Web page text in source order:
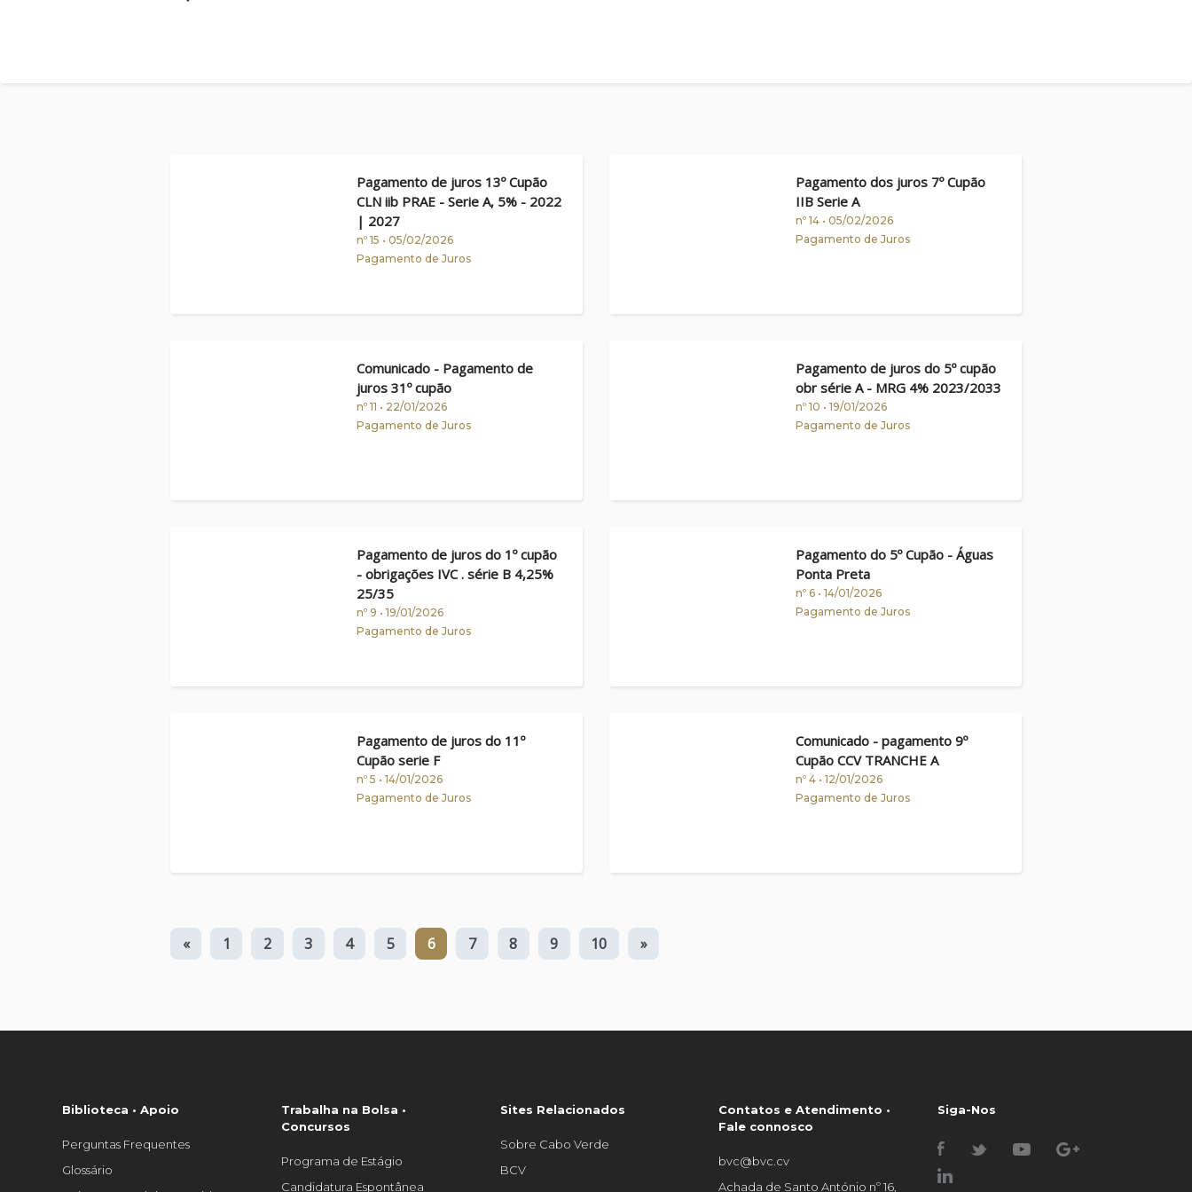
Pagamento de juros 13º Cupão
CLN iib PRAE - Serie A, 5% - 2022
| 2027
nº 15 • 05/02/2026
Pagamento de Juros
Pagamento dos juros 7º Cupão
IIB Serie A
nº 14 • 05/02/2026
Pagamento de Juros
Comunicado - Pagamento de
juros 31º cupão
nº 11 • 22/01/2026
Pagamento de Juros
Pagamento de juros do 5º cupão
obr série A - MRG 4% 2023/2033
nº 10 • 19/01/2026
Pagamento de Juros
Pagamento de juros do 1º cupão
- obrigações IVC . série B 4,25%
25/35
nº 9 • 19/01/2026
Pagamento de Juros
Pagamento do 5º Cupão - Águas
Ponta Preta
nº 6 • 14/01/2026
Pagamento de Juros
Pagamento de juros do 11º
Cupão serie F
nº 5 • 14/01/2026
Pagamento de Juros
Comunicado - pagamento 9º
Cupão CCV TRANCHE A
nº 4 • 12/01/2026
Pagamento de Juros
« 1 2 3 4 5 6 7 8 9 10 »
Biblioteca • Apoio
Perguntas Frequentes
Glossário
Trabalha na Bolsa •
Concursos
Programa de Estágio
Candidatura Espontânea
Sites Relacionados
Sobre Cabo Verde
BCV
Contatos e Atendimento •
Fale connosco
bvc@bvc.cv
Achada de Santo António nº 16,
Siga-Nos